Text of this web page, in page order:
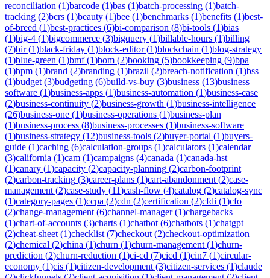
reconciliation (1)barcode (1)bas (1)batch-processing (1)batch-
tracking (2)bcrs (1)beauty (1)bee (1)benchmarks (1)benefits (1)best-
of-breed (1)best-practices (6)bi-comparison (8)bi-tools (1)bias
(1)big-4 (1)bigcommerce (3)bigquery (1)billable-hours (1)billing
(7)bir(1)black-friday (1)block-editor(1)blockchain (1)blog-strategy
(1)blue-green (1)bmf(1)bom (2)booking (5)bookkeeping (9)bpa
(1)bpm (1)brand (2)branding (1)brazil (2)breach-notification (1)bss
(1)budget (3)budgeting (6)build-vs-buy (3)business (13)business
software (1)business-apps (1)business-automation (1)business-case
(2)business-continuity (2)business-growth (1)business-intelligence
(26)business-one (1)business-operations (1)business-plan
(1)business-process (8)business-processes (1)business-software
(1)business-strategy (12)business-tools (2)buyer-portal (1)buyers-
guide (1)caching (6)calculation-groups (1)calculators (1)calendar
(3)california (1)cam (1)campaigns (4)canada (1)canada-hst
(1)canary (1)capacity (2)capacity-planning (2)carbon-footprint
(2)carbon-tracking (3)career-plans (1)cart-abandonment (2)case-
management (2)case-study (11)cash-flow (4)catalog (2)catalog-sync
(1)category-pages (1)ccpa (2)cdn (2)certification (2)cfdi (1)cfo
(2)change-management (6)channel-manager(1)chargebacks
(1)chart-of-accounts (3)charts (1)chatbot (6)chatbots (1)chatgpt
(2)cheat-sheet (1)checklist (7)checkout (2)checkout-optimization
(2)chemical (2)china (1)churn (1)churn-management (1)churn-
prediction (2)churn-reduction (1)ci-cd (7)cicd (1)cin7 (1)circular-
economy (1)cis (1)citizen-development (3)citizen-services (1)claude